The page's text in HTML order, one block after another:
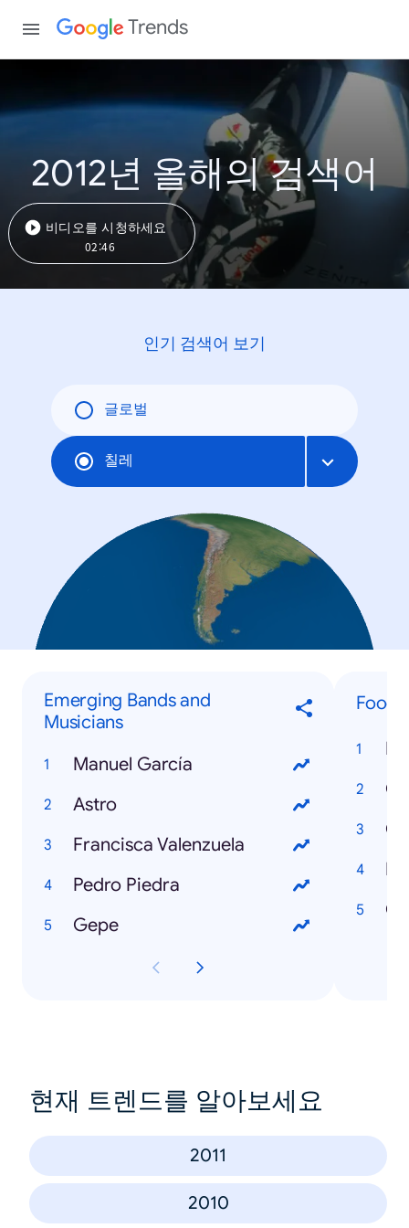
Trends
2012년 올해의 검색어
비디오를 시청하세요
02:46
인기 검색어 보기
글로벌
칠레
Emerging Bands and
Musicians
Manuel García
Astro
Francisca Valenzuela
Pedro Piedra
Gepe
Food
현재 트렌드를 알아보세요
2011
2010